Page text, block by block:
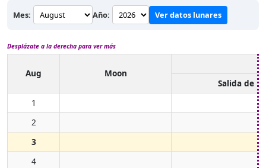
Mes: Año: Ver datos lunares
Desplázate a la derecha para ver más
Aug
Moon
Salida de
1
2
3
4